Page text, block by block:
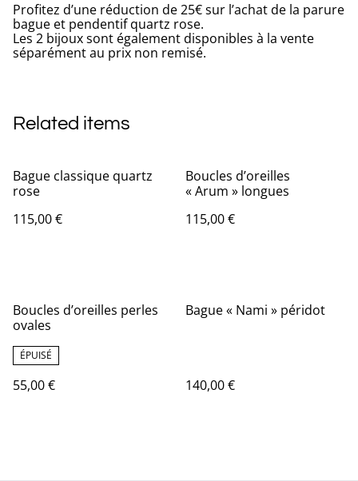
Profitez d’une réduction de 25€ sur l’achat de la parure
bague et pendentif quartz rose.
Les 2 bijoux sont également disponibles à la vente
séparément au prix non remisé.
Related items
Bague classique quartz
rose
115,00 €
Boucles d’oreilles
« Arum » longues
115,00 €
Boucles d’oreilles perles
ovales
ÉPUISÉ
55,00 €
Bague « Nami » péridot
140,00 €